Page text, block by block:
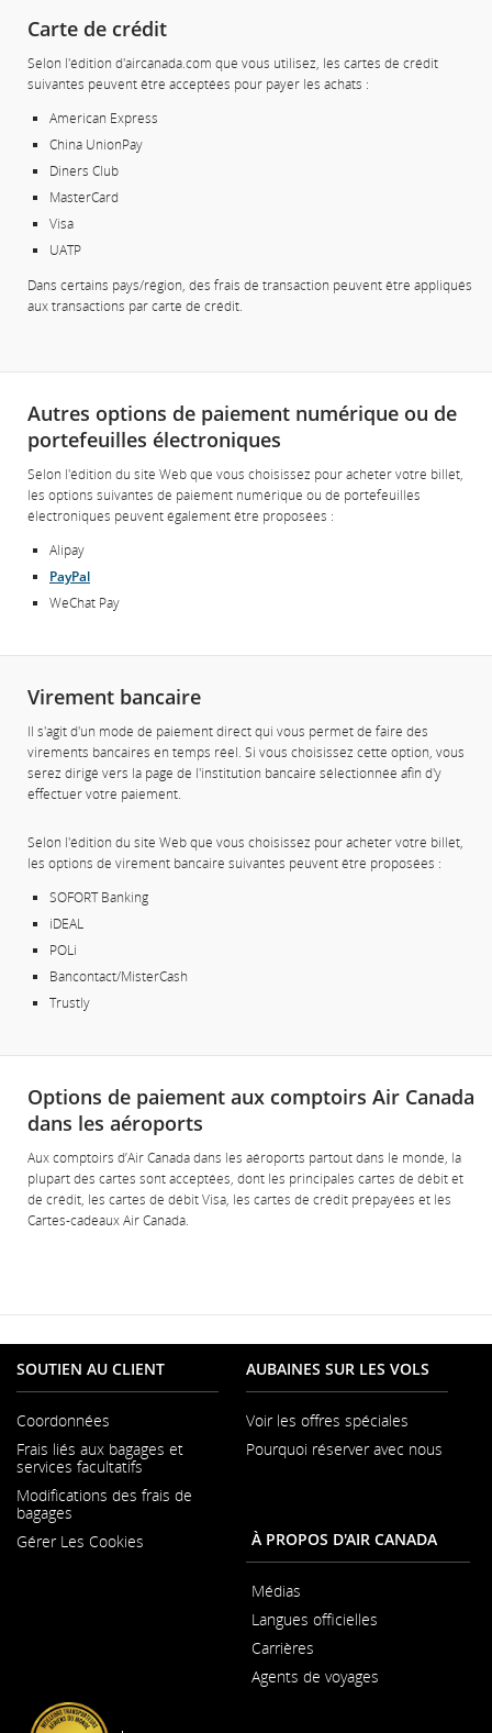
préférences
linguistiques.
respecter
les
Carte de crédit
Selon l'édition d'aircanada.com que vous utilisez, les cartes de crédit
suivantes peuvent être acceptées pour payer les achats :
American Express
China UnionPay
Diners Club
MasterCard
Visa
UATP
Dans certains pays/région, des frais de transaction peuvent être appliqués
aux transactions par carte de crédit.
Autres options de paiement numérique ou de
portefeuilles électroniques
Selon l'édition du site Web que vous choisissez pour acheter votre billet,
les options suivantes de paiement numérique ou de portefeuilles
électroniques peuvent également être proposées :
Alipay
PayPal
WeChat Pay
Virement bancaire
Il s'agit d'un mode de paiement direct qui vous permet de faire des
virements bancaires en temps réel. Si vous choisissez cette option, vous
serez dirigé vers la page de l'institution bancaire sélectionnée afin d'y
effectuer votre paiement.
Selon l'édition du site Web que vous choisissez pour acheter votre billet,
les options de virement bancaire suivantes peuvent être proposées :
SOFORT Banking
iDEAL
POLi
Bancontact/MisterCash
Trustly
Options de paiement aux comptoirs Air Canada
dans les aéroports
Aux comptoirs d’Air Canada dans les aéroports partout dans le monde, la
plupart des cartes sont acceptées, dont les principales cartes de débit et
de crédit, les cartes de débit Visa, les cartes de crédit prépayées et les
Cartes-cadeaux Air Canada.
SOUTIEN AU CLIENT
Coordonnées
dans
une
nouvelle
fenêtre
Frais liés aux bagages et
services facultatifs
Modifications des frais de
bagages
Gérer Les Cookies
AUBAINES SUR LES VOLS
Voir les offres spéciales
Pourquoi réserver avec nous
À PROPOS D'AIR CANADA
Médias
dans
une
nouvelle
fenêtre
Langues officielles
Carrières
dans
Agents de voyages